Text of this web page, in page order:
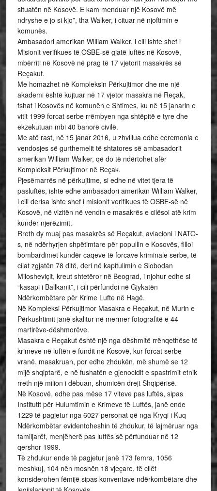
situatën në Kosovë. E kam menduar një Kosovë më
ndryshe e jo si kjo”, tha Walker, i cituar në njoftimin e
komunës.
Ambasadori amerikan William Walker, i cili ishte shef i
Misionit verifikues të OSBE-së gjatë luftës në Kosovë,
mbërriti në Kosovë në prag të 17 vjetorit masakrës së
Reçakut.
Me homazhet në Kompleksin Përkujtimor dhe me një
akademi është kujtuar në 17 vjetor masakra në Reçak,
fshat i Kosovës në komunën e Shtimes, ku në 15 janarin e
vitit 1999 forcat serbe rrëmbyen nga shtëpitë e tyre dhe
ekzekutuan mbi 40 banorë civilë.
Me atë rast, në 15 janar 2016, u zhvillua edhe ceremonia e
vendosjes së gurthemelit të shtatores së ambasadorit
amerikan William Walker, që do të ndërtohet afër
Kompleksit Përkujtimor në Reçak.
Pjesëmarrës në përkujtime, si edhe në vitet tjera të
pasluftës, ishte edhe ambasadori amerikan William Walker,
i cili derisa ishte shef i misionit verifikues të OSBE-së në
Kosovë, në vizitën në vendin e masakrës e cilësoi atë krim
kundër njerëzimit.
Rreth dy muaj pas masakrës së Reçakut, aviacioni i NATO-
s, në ndërhyrjen shpëtimtare për popullin e Kosovës, filloi
bombardimet kundër caqeve të forcave kriminale serbe, të
cilat zgjatën 78 ditë, deri në kapitulimin e Slobodan
Milosheviçit, kreut shtetëror në Beograd, i njohur edhe si
“kasapi i Ballkanit”, i cili përfundoi në Gjykatën
Ndërkombëtare për Krime Lufte në Hagë.
Në Kompleksi Përkujtimor Masakra e Reçakut, në Murin e
Përkushtimit janë skalitur në mermer fotografitë e 44
martirëve-dëshmorëve.
Masakra e Reçakut është një nga dëshmitë rrënqethëse të
krimeve në luftën e fundit në Kosovë, kur forcat serbe
vranë, masakruan, por edhe zhdukën, më shumë se 12
mijë shqiptarë, e në fushatën e gjenocidit e spastrimit etnik
rreth një milion i dëbuan, shumicën drejt Shqipërisë.
Në Kosovë, edhe pas mëse 17 viteve pas luftës, sipas
Institutit për Hulumtimin e Krimeve të Luftës, janë ende
1229 të pagjetur nga 6027 personat që nga Kryqi i Kuq
Ndërkombëtar evidentoheshin të zhdukur, të lajmëruar nga
familjarët, menjëherë pas luftës së përfunduar në 12
qershor 1999.
Të zhdukur ende të pagjetur janë 173 femra, 1056
meshkuj, 104 nën moshën 18 vjeçare, të cilët
konsiderohen fëmijë sipas konventave ndërkombëtare dhe